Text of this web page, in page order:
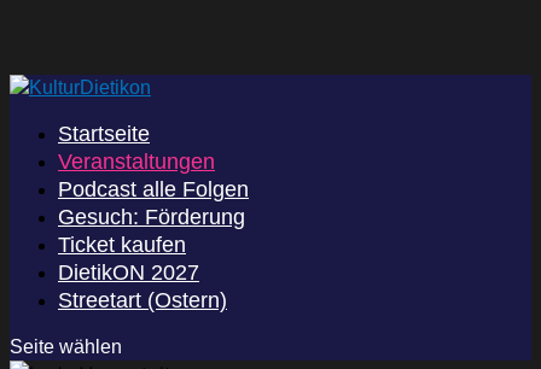
Startseite
Veranstaltungen
Podcast alle Folgen
Gesuch: Förderung
Ticket kaufen
DietikON 2027
Streetart (Ostern)
Seite wählen